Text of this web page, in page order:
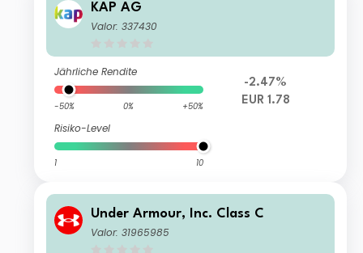
KAP AG
Valor: 337430
Jährliche Rendite
-50% 0% +50%
Risiko-Level
1 10
-2.47%
EUR 1.78
Under Armour, Inc. Class C
Valor: 31965985